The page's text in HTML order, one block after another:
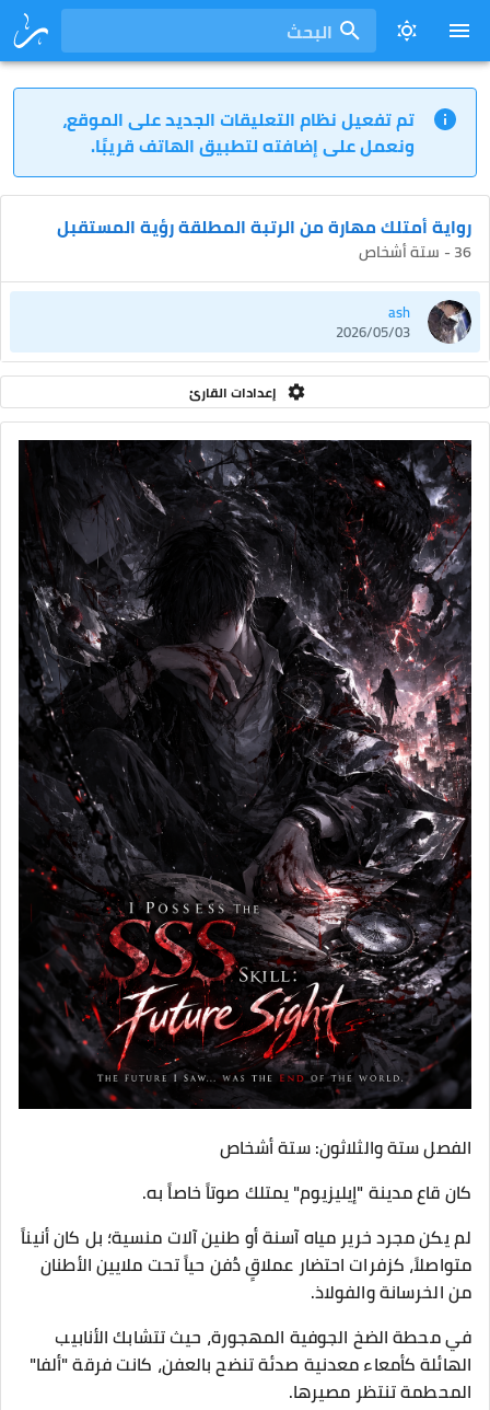
البحث
تم تفعيل نظام التعليقات الجديد على الموقع،
ونعمل على إضافته لتطبيق الهاتف قريبًا.
رواية أمتلك مهارة من الرتبة المطلقة رؤية المستقبل
36 - ستة أشخاص
ash
2026/05/03
إعدادات القارئ
الفصل ستة والثلاثون: ستة أشخاص
​كان قاع مدينة "إيليزيوم" يمتلك صوتاً خاصاً به.
لم يكن مجرد خرير مياه آسنة أو طنين آلات منسية؛ بل كان أنيناً
متواصلاً، كزفرات احتضار عملاقٍ دُفن حياً تحت ملايين الأطنان
من الخرسانة والفولاذ.
​في محطة الضخ الجوفية المهجورة، حيث تتشابك الأنابيب
الهائلة كأمعاء معدنية صدئة تنضح بالعفن، كانت فرقة "ألفا"
المحطمة تنتظر مصيرها.